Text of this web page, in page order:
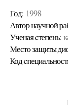
Год: 1998
Автор научной
Ученая cтепень:
Место защиты
Код